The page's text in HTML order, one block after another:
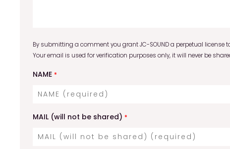
By submitting a comment you grant JC-SOUND a perpetual
Your email is used for verification purposes only, it will never be
NAME *
MAIL (will not be shared) *